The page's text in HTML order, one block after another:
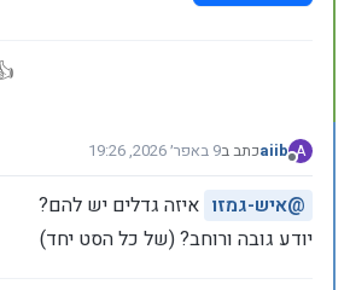
A
מנותק
aiibכתב ב9 באפר׳ 2026, 19:26
נערך לאחרונה על ידי
@איש-גמזו איזה גדלים יש להם?
יודע גובה ורוחב? (של כל הסט יחד)